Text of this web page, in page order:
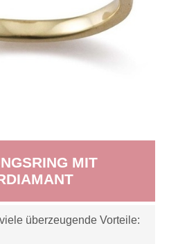
MIT
überzeugende Vorteile: